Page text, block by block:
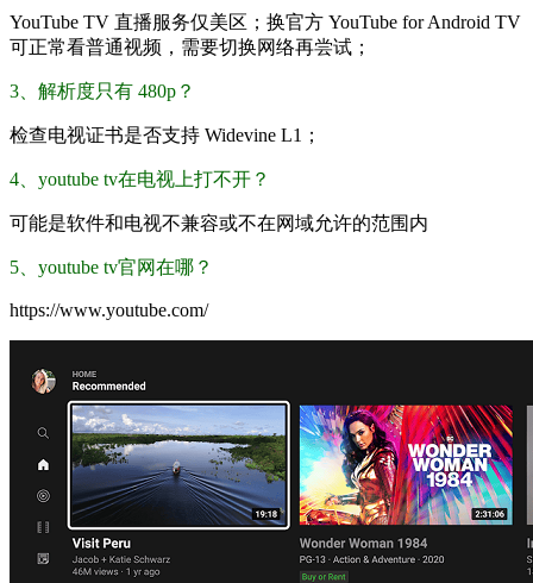
YouTube TV 直播服务仅美区；换官方 YouTube for Android TV
可正常看普通视频，需要切换网络再尝试；
3、解析度只有 480p？
检查电视证书是否支持 Widevine L1；
4、youtube tv在电视上打不开？
可能是软件和电视不兼容或不在网域允许的范围内
5、youtube tv官网在哪？
https://www.youtube.com/